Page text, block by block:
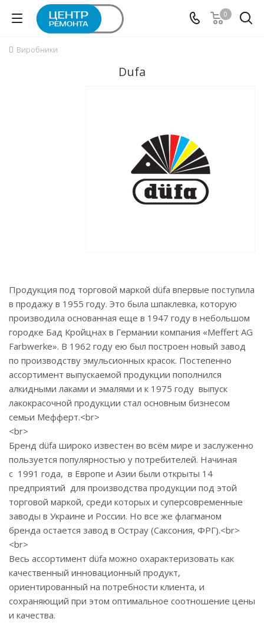
0
Виробники
Dufa
Продукция под торговой маркой düfa впервые поступила
в продажу в 1955 году. Это была шпаклевка, которую
производила основанная еще в 1947 году в небольшом
городке Бад Кройцнах в Германии компания «Meffert AG
Farbwerke». В 1962 году ею был построен новый завод
по производству эмульсионных красок. Постепенно
ассортимент выпускаемой продукции пополнился
алкидными лаками и эмалями и к 1975 году выпуск
лакокрасочной продукции стал основным бизнесом
семьи Мефферт.<br>
<br>
Бренд düfa широко известен во всём мире и заслуженно
пользуется популярностью у потребителей. Начиная
с 1991 года, в Европе и Азии были открыты 14
предприятий для производства продукции под этой
торговой маркой, среди которых и суперсовременные
заводы в Украине и России. Но все же флагманом
бренда остается завод в Острау (Саксония, ФРГ).<br>
<br>
Весь ассортимент düfa можно охарактеризовать как
качественный инновационный продукт,
ориентированный на потребности клиента, и
сохраняющий при этом оптимальное соотношение цены
и качества.